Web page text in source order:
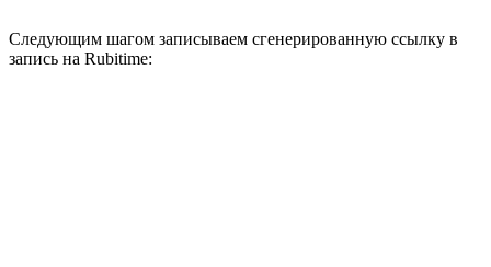
Следующим шагом записываем сгенерированную ссылку в
запись на Rubitime: